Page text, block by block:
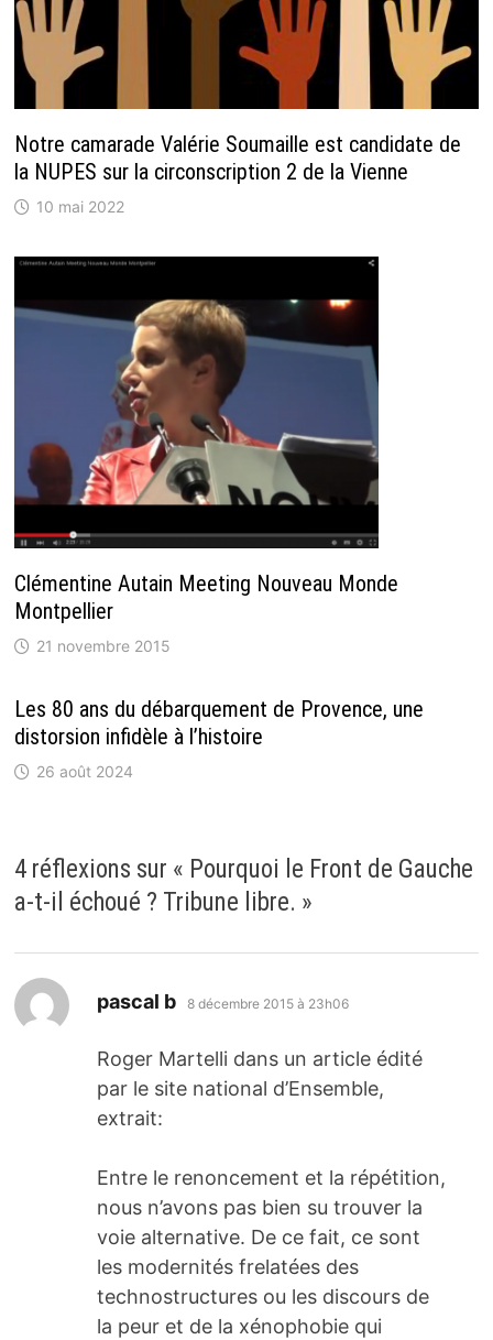
Notre camarade Valérie Soumaille est candidate de
la NUPES sur la circonscription 2 de la Vienne
10 mai 2022
Clémentine Autain Meeting Nouveau Monde
Montpellier
21 novembre 2015
Les 80 ans du débarquement de Provence, une
distorsion infidèle à l’histoire
26 août 2024
4 réflexions sur « Pourquoi le Front de Gauche
a-t-il échoué ? Tribune libre. »
pascal b dit :
8 décembre 2015 à 23h06
Roger Martelli dans un article édité
par le site national d’Ensemble,
extrait:
Entre le renoncement et la répétition,
nous n’avons pas bien su trouver la
voie alternative. De ce fait, ce sont
les modernités frelatées des
technostructures ou les discours de
la peur et de la xénophobie qui